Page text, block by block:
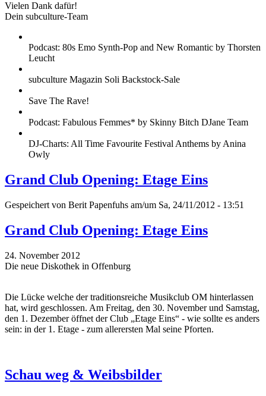
Vielen Dank dafür!
Dein subculture-Team
Podcast: 80s Emo Synth-Pop and New Romantic by Thorsten
Leucht
subculture Magazin Soli Backstock-Sale
Save The Rave!
Podcast: Fabulous Femmes* by Skinny Bitch DJane Team
DJ-Charts: All Time Favourite Festival Anthems by Anina
Owly
Grand Club Opening: Etage Eins
Gespeichert von Berit Papenfuhs am/um Sa, 24/11/2012 - 13:51
Grand Club Opening: Etage Eins
24. November 2012
Die neue Diskothek in Offenburg
Die Lücke welche der traditionsreiche Musikclub OM hinterlassen
hat, wird geschlossen. Am Freitag, den 30. November und Samstag,
den 1. Dezember öffnet der Club „Etage Eins“ - wie sollte es anders
sein: in der 1. Etage - zum allerersten Mal seine Pforten.
Schau weg & Weibsbilder